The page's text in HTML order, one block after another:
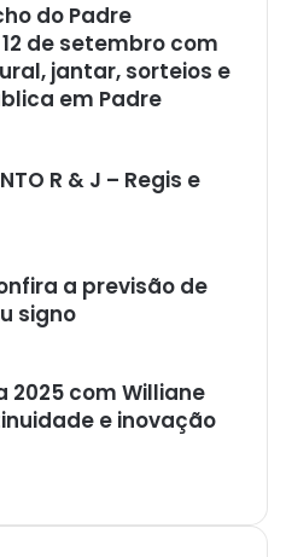
do Padre
de setembro com
jantar, sorteios e
em Padre
R & J – Regis e
a previsão de
signo
2025 com Williane
e inovação